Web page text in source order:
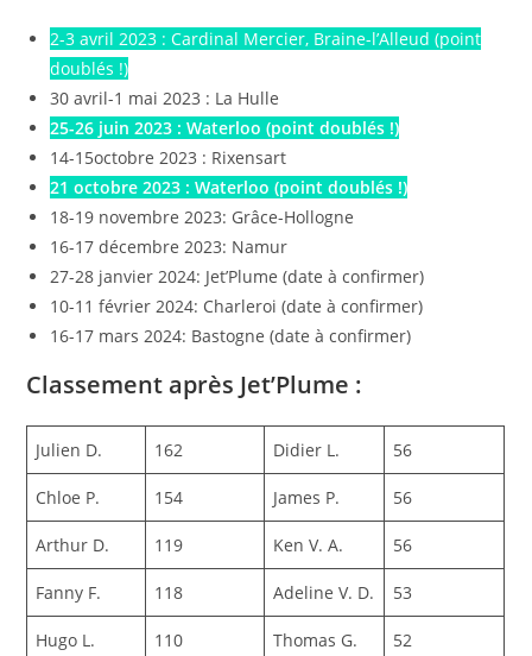
2-3 avril 2023 : Cardinal Mercier, Braine-l’Alleud (point
doublés !)
30 avril-1 mai 2023 : La Hulle
25-26 juin 2023 : Waterloo (point doublés !)
14-15octobre 2023 : Rixensart
21 octobre 2023 : Waterloo (point doublés !)
18-19 novembre 2023: Grâce-Hollogne
16-17 décembre 2023: Namur
27-28 janvier 2024: Jet’Plume (date à confirmer)
10-11 février 2024: Charleroi (date à confirmer)
16-17 mars 2024: Bastogne (date à confirmer)
Classement après Jet’Plume :
Julien D. 162 Didier L. 56
Chloe P. 154 James P. 56
Arthur D. 119 Ken V. A. 56
Fanny F. 118 Adeline V. D. 53
Hugo L. 110 Thomas G. 52